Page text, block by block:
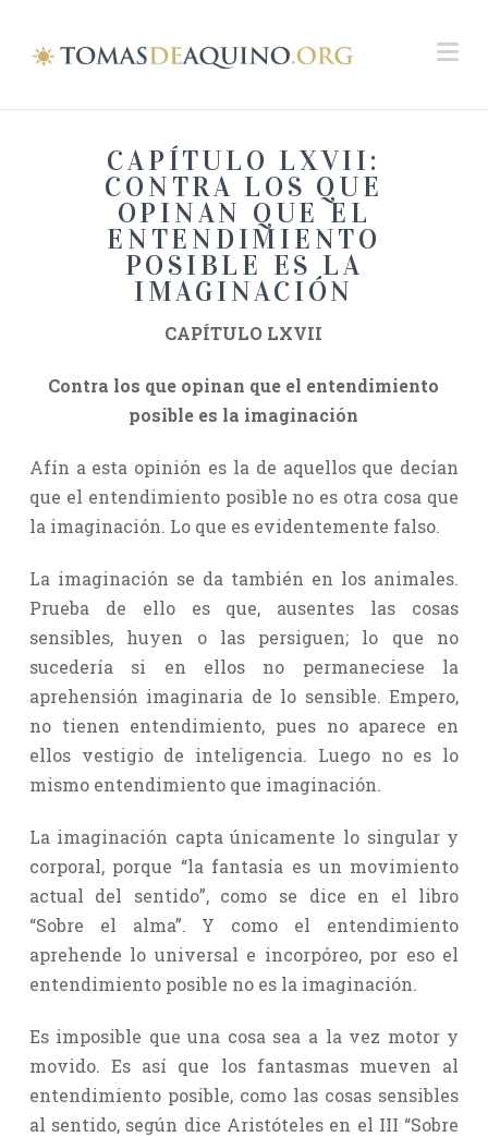
CAPÍTULO LXVII:
CONTRA LOS QUE
OPINAN QUE EL
ENTENDIMIENTO
POSIBLE ES LA
IMAGINACIÓN
CAPÍTULO LXVII
Contra los que opinan que el entendimiento
posible es la imaginación
Afín a esta opinión es la de aquellos que decían
que el entendimiento posible no es otra cosa que
la imaginación. Lo que es evidentemente falso.
La imaginación se da también en los animales.
Prueba de ello es que, ausentes las cosas
sensibles, huyen o las persiguen; lo que no
sucedería si en ellos no permaneciese la
aprehensión imaginaria de lo sensible. Empero,
no tienen entendimiento, pues no aparece en
ellos vestigio de inteligencia. Luego no es lo
mismo entendimiento que imaginación.
La imaginación capta únicamente lo singular y
corporal, porque “la fantasía es un movimiento
actual del sentido”, como se dice en el libro
“Sobre el alma”. Y como el entendimiento
aprehende lo universal e incorpóreo, por eso el
entendimiento posible no es la imaginación.
Es imposible que una cosa sea a la vez motor y
movido. Es así que los fantasmas mueven al
entendimiento posible, como las cosas sensibles
al sentido, según dice Aristóteles en el III “Sobre